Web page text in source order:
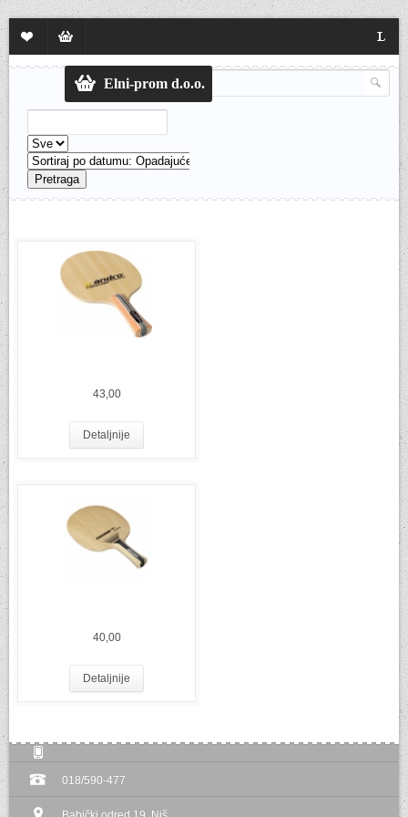
želja
korpe
Elni-prom d.o.o.
Pretraga
43,00
Detaljnije
40,00
Detaljnije
018/590-477